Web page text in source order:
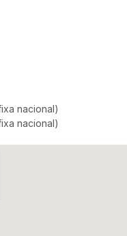
nacional)
nacional)